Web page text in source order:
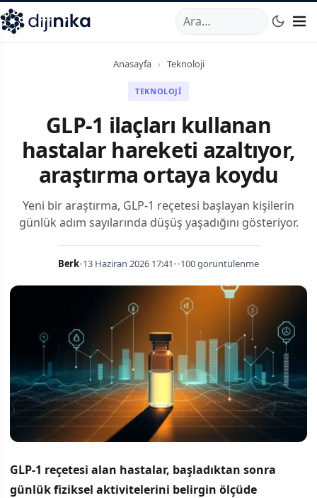
,Marmara Mahallesi,Beylikdüzü34520TRTelefon:0850
Anasayfa › Teknoloji
TEKNOLOJI
GLP-1 ilaçları kullanan
hastalar hareketi azaltıyor,
araştırma ortaya koydu
Yeni bir araştırma, GLP-1 reçetesi başlayan kişilerin
günlük adım sayılarında düşüş yaşadığını gösteriyor.
Berk•13 Haziran 2026 17:41••100 görüntülenme
GLP-1 reçetesi alan hastalar, başladıktan sonra
günlük fiziksel aktivitelerini belirgin ölçüde